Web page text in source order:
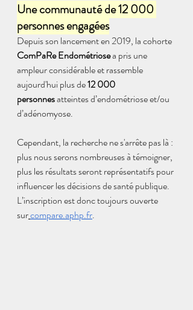
Une communauté de 12 000
personnes engagées
Depuis son lancement en 2019, la cohorte
ComPaRe Endométriose a pris une
ampleur considérable et rassemble
aujourd'hui plus de 12 000
personnes atteintes d’endométriose et/ou
d’adénomyose.
Cependant, la recherche ne s'arrête pas là :
plus nous serons nombreuses à témoigner,
plus les résultats seront représentatifs pour
influencer les décisions de santé publique.
L’inscription est donc toujours ouverte
surcompare.aphp.fr.